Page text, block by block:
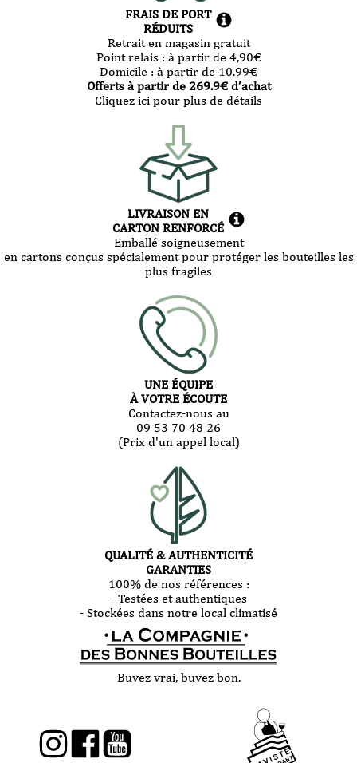
FRAIS DE PORT
RÉDUITS
Retrait en magasin gratuit
Point relais : à partir de 4,90€
Domicile : à partir de 10.99€
Offerts à partir de 269.9€ d’achat
Cliquez ici pour plus de détails
LIVRAISON EN
CARTON RENFORCÉ
Emballé soigneusement
en cartons conçus spécialement pour protéger les bouteilles les
plus fragiles
UNE ÉQUIPE
À VOTRE ÉCOUTE
Contactez-nous au
09 53 70 48 26
(Prix d'un appel local)
QUALITÉ & AUTHENTICITÉ
GARANTIES
100% de nos références :
- Testées et authentiques
- Stockées dans notre local climatisé
Buvez vrai, buvez bon.